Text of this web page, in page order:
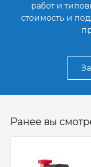
работ и
стоимость и
Ранее вы